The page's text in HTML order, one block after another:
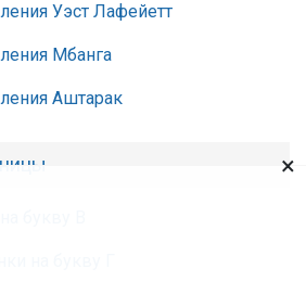
Уэст Лафейетт
Мбанга
Аштарак
×